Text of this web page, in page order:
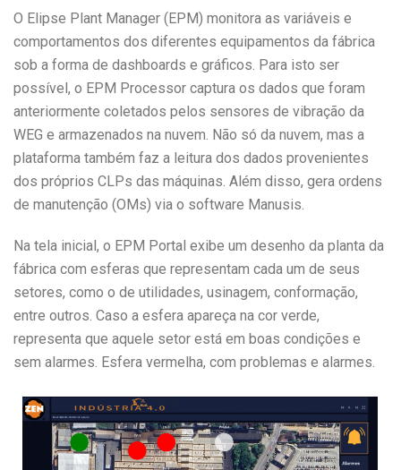
O Elipse Plant Manager (EPM) monitora as variáveis e
comportamentos dos diferentes equipamentos da fábrica
sob a forma de dashboards e gráficos. Para isto ser
possível, o EPM Processor captura os dados que foram
anteriormente coletados pelos sensores de vibração da
WEG e armazenados na nuvem. Não só da nuvem, mas a
plataforma também faz a leitura dos dados provenientes
dos próprios CLPs das máquinas. Além disso, gera ordens
de manutenção (OMs) via o software Manusis.
Na tela inicial, o EPM Portal exibe um desenho da planta da
fábrica com esferas que representam cada um de seus
setores, como o de utilidades, usinagem, conformação,
entre outros. Caso a esfera apareça na cor verde,
representa que aquele setor está em boas condições e
sem alarmes. Esfera vermelha, com problemas e alarmes.